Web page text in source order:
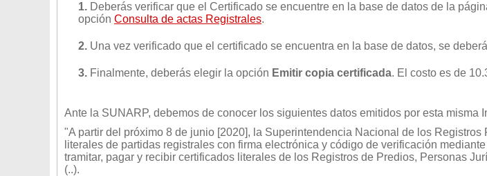
1. Deberás verificar que el Certificado se encuentre en la base de datos de la
opción Consulta de actas Registrales.
2. Una vez verificado que el certificado se encuentra en la base de datos, se
3. Finalmente, deberás elegir la opción Emitir copia certificada. El costo es de
Ante la SUNARP, debemos de conocer los siguientes datos emitidos por esta misma
"A partir del próximo 8 de junio [2020], la Superintendencia Nacional de los
literales de partidas registrales con firma electrónica y código de verificación
tramitar, pagar y recibir certificados literales de los Registros de Predios, Personas
(..).